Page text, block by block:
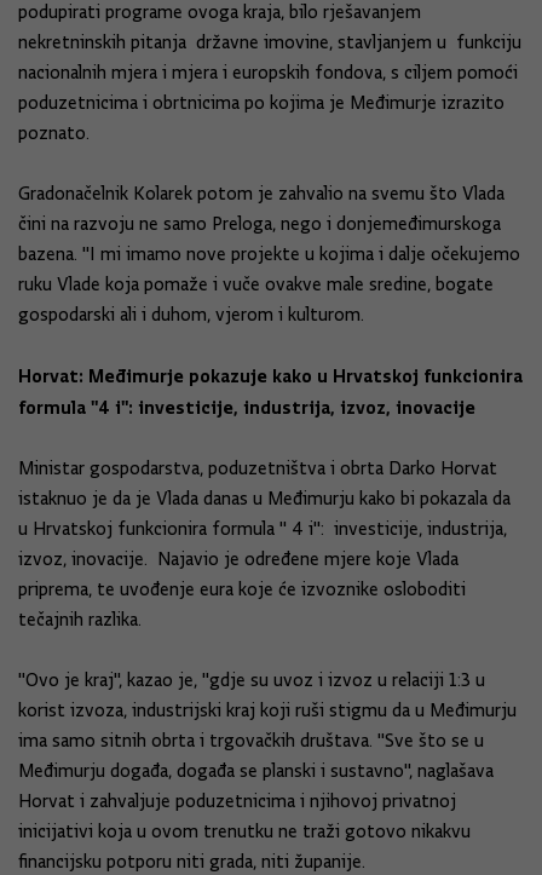
podupirati programe ovoga kraja, bilo rješavanjem
nekretninskih pitanja državne imovine, stavljanjem u funkciju
nacionalnih mjera i mjera i europskih fondova, s ciljem pomoći
poduzetnicima i obrtnicima po kojima je Međimurje izrazito
poznato.
Gradonačelnik Kolarek potom je zahvalio na svemu što Vlada
čini na razvoju ne samo Preloga, nego i donjemeđimurskoga
bazena. "I mi imamo nove projekte u kojima i dalje očekujemo
ruku Vlade koja pomaže i vuče ovakve male sredine, bogate
gospodarski ali i duhom, vjerom i kulturom.
Horvat: Međimurje pokazuje kako u Hrvatskoj funkcionira
formula "4 i": investicije, industrija, izvoz, inovacije
Ministar gospodarstva, poduzetništva i obrta Darko Horvat
istaknuo je da je Vlada danas u Međimurju kako bi pokazala da
u Hrvatskoj funkcionira formula " 4 i": investicije, industrija,
izvoz, inovacije. Najavio je određene mjere koje Vlada
priprema, te uvođenje eura koje će izvoznike osloboditi
tečajnih razlika.
"Ovo je kraj", kazao je, "gdje su uvoz i izvoz u relaciji 1:3 u
korist izvoza, industrijski kraj koji ruši stigmu da u Međimurju
ima samo sitnih obrta i trgovačkih društava. "Sve što se u
Međimurju događa, događa se planski i sustavno", naglašava
Horvat i zahvaljuje poduzetnicima i njihovoj privatnoj
inicijativi koja u ovom trenutku ne traži gotovo nikakvu
financijsku potporu niti grada, niti županije.